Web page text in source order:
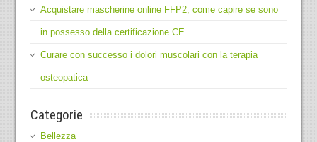
Acquistare mascherine online FFP2, come capire se sono
in possesso della certificazione CE
Curare con successo i dolori muscolari con la terapia
osteopatica
Categorie
Bellezza